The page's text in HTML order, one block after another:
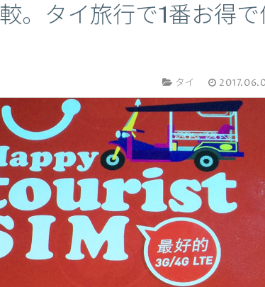
。タイ旅行で1番お得
タイ